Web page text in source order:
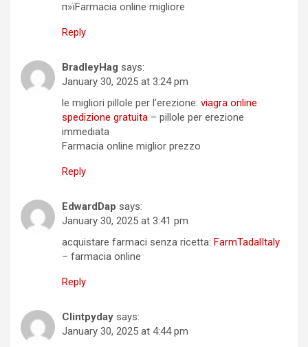
п»їFarmacia online migliore
Reply
BradleyHag says:
January 30, 2025 at 3:24 pm
le migliori pillole per l’erezione: viagra online
spedizione gratuita – pillole per erezione
immediata
Farmacia online miglior prezzo
Reply
EdwardDap says:
January 30, 2025 at 3:41 pm
acquistare farmaci senza ricetta: FarmTadalItaly
– farmacia online
Reply
Clintpyday says:
January 30, 2025 at 4:44 pm